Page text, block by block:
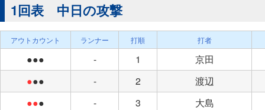
1回表 中日の攻撃
アウトカウント ランナー 打順 打者
●●● - 1
京田
●●● - 2
渡辺
●●● - 3 大島